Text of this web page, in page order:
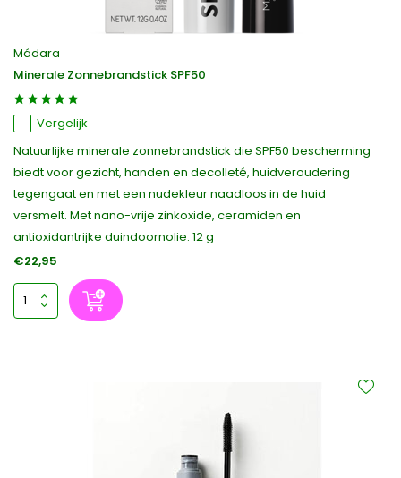
Mádara
Minerale Zonnebrandstick SPF50
Vergelijk
Natuurlijke minerale zonnebrandstick die SPF50 bescherming
biedt voor gezicht, handen en decolleté, huidveroudering
tegengaat en met een nudekleur naadloos in de huid
versmelt. Met nano-vrije zinkoxide, ceramiden en
antioxidantrijke duindoornolie. 12 g
€22,95